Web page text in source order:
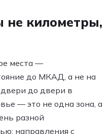
километры,
места —
до МКАД, а не на
до двери в
— это не одна зона, а
разной
направления с